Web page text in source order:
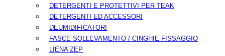
DETERGENTI E PROTETTIVI PER TEAK
DETERGENTI ED ACCESSORI
DEUMIDIFICATORI
FASCE SOLLEVAMENTO / CINGHIE FISSAGGIO
LIENA ZEP